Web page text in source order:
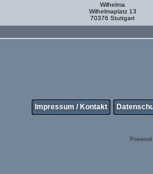
Wilhelma
Wilhelmaplatz 13
70376 Stuttgart
Impressum / Kontakt